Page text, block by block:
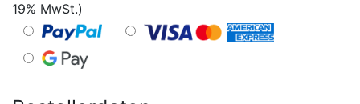
19% MwSt.)